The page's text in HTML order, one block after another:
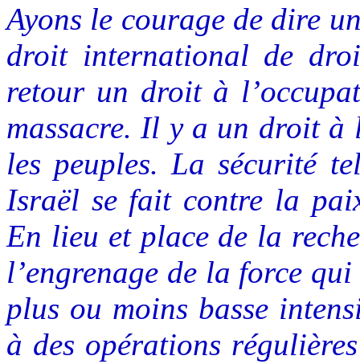
Ayons le courage de dire
droit international de
retour un droit à
massacre. Il y a un droit à
les peuples. La sécurité
Israël se fait contre la
En lieu et place de la
l’engrenage de la force
plus ou moins basse
à des opérations